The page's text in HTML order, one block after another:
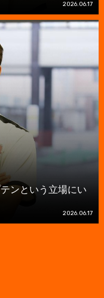
2026.06.17
ンという立場にい
2026.06.17